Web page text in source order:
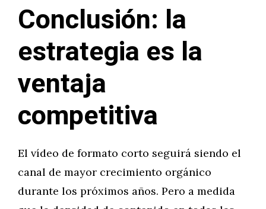
Conclusión: la
estrategia es la
ventaja
competitiva
El vídeo de formato corto seguirá siendo el
canal de mayor crecimiento orgánico
durante los próximos años. Pero a medida